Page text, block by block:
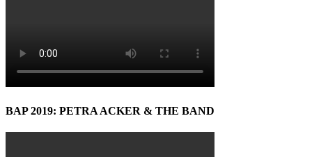
BAP 2019: PETRA ACKER & THE BAND